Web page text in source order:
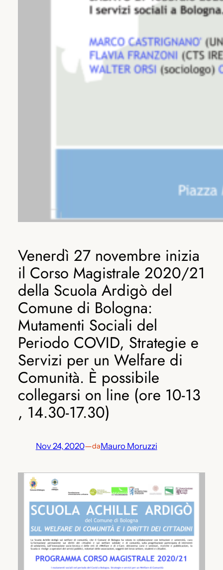
Venerdì 27 novembre inizia
il Corso Magistrale 2020/21
della Scuola Ardigò del
Comune di Bologna:
Mutamenti Sociali del
Periodo COVID, Strategie e
Servizi per un Welfare di
Comunità. È possibile
collegarsi on line (ore 10-13
, 14.30-17.30)
Nov 24, 2020—daMauro Moruzzi